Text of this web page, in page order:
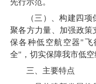
先行示范。
（三 ）、构建四项
聚各方力量、加强政策
保各种低空航空器"飞
全"，切实保障我市低空
三、主要特点